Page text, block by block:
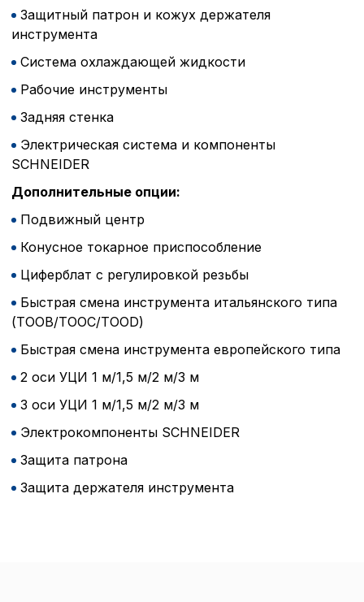
Защитный патрон и кожух держателя
инструмента
Система охлаждающей жидкости
Рабочие инструменты
Задняя стенка
Электрическая система и компоненты
SCHNEIDER
Дополнительные опции:
Подвижный центр
Конусное токарное приспособление
Циферблат с регулировкой резьбы
Быстрая смена инструмента итальянского типа
(TOOB/TOOC/TOOD)
Быстрая смена инструмента европейского типа
2 оси УЦИ 1 м/1,5 м/2 м/3 м
3 оси УЦИ 1 м/1,5 м/2 м/3 м
Электрокомпоненты SCHNEIDER
Защита патрона
Защита держателя инструмента